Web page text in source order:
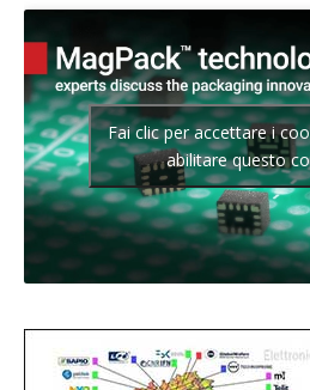
Fai clic per accettare i
abilitare questo